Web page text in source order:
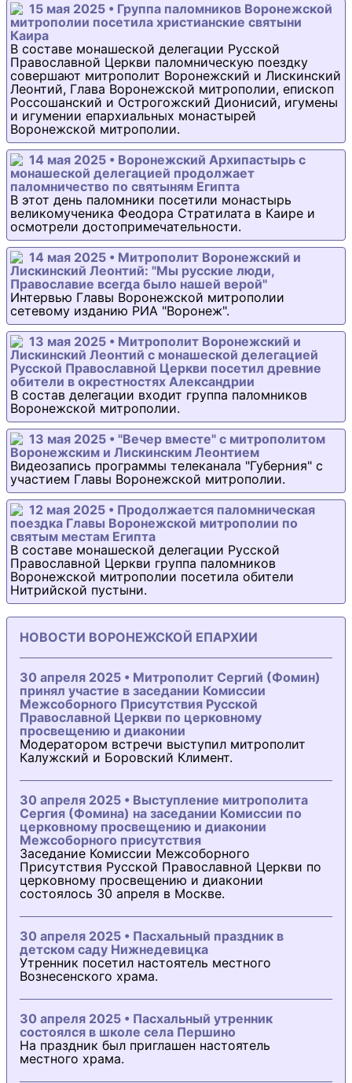
15 мая 2025 • Группа паломников Воронежской
митрополии посетила христианские святыни
Каира
В составе монашеской делегации Русской
Православной Церкви паломническую поездку
совершают митрополит Воронежский и Лискинский
Леонтий, Глава Воронежской митрополии, епископ
Россошанский и Острогожский Дионисий, игумены
и игумении епархиальных монастырей
Воронежской митрополии.
14 мая 2025 • Воронежский Архипастырь с
монашеской делегацией продолжает
паломничество по святыням Египта
В этот день паломники посетили монастырь
великомученика Феодора Стратилата в Каире и
осмотрели достопримечательности.
14 мая 2025 • Митрополит Воронежский и
Лискинский Леонтий: "Мы русские люди,
Православие всегда было нашей верой"
Интервью Главы Воронежской митрополии
сетевому изданию РИА "Воронеж".
13 мая 2025 • Митрополит Воронежский и
Лискинский Леонтий с монашеской делегацией
Русской Православной Церкви посетил древние
обители в окрестностях Александрии
В состав делегации входит группа паломников
Воронежской митрополии.
13 мая 2025 • "Вечер вместе" с митрополитом
Воронежским и Лискинским Леонтием
Видеозапись программы телеканала "Губерния" с
участием Главы Воронежской митрополии.
12 мая 2025 • Продолжается паломническая
поездка Главы Воронежской митрополии по
святым местам Египта
В составе монашеской делегации Русской
Православной Церкви группа паломников
Воронежской митрополии посетила обители
Нитрийской пустыни.
НОВОСТИ ВОРОНЕЖСКОЙ ЕПАРХИИ
30 апреля 2025 • Митрополит Сергий (Фомин)
принял участие в заседании Комиссии
Межсоборного Присутствия Русской
Православной Церкви по церковному
просвещению и диаконии
Модератором встречи выступил митрополит
Калужский и Боровский Климент.
30 апреля 2025 • Выступление митрополита
Сергия (Фомина) на заседании Комиссии по
церковному просвещению и диаконии
Межсоборного присутствия
Заседание Комиссии Межсоборного
Присутствия Русской Православной Церкви по
церковному просвещению и диаконии
состоялось 30 апреля в Москве.
30 апреля 2025 • Пасхальный праздник в
детском саду Нижнедевицка
Утренник посетил настоятель местного
Вознесенского храма.
30 апреля 2025 • Пасхальный утренник
состоялся в школе села Першино
На праздник был приглашен настоятель
местного храма.